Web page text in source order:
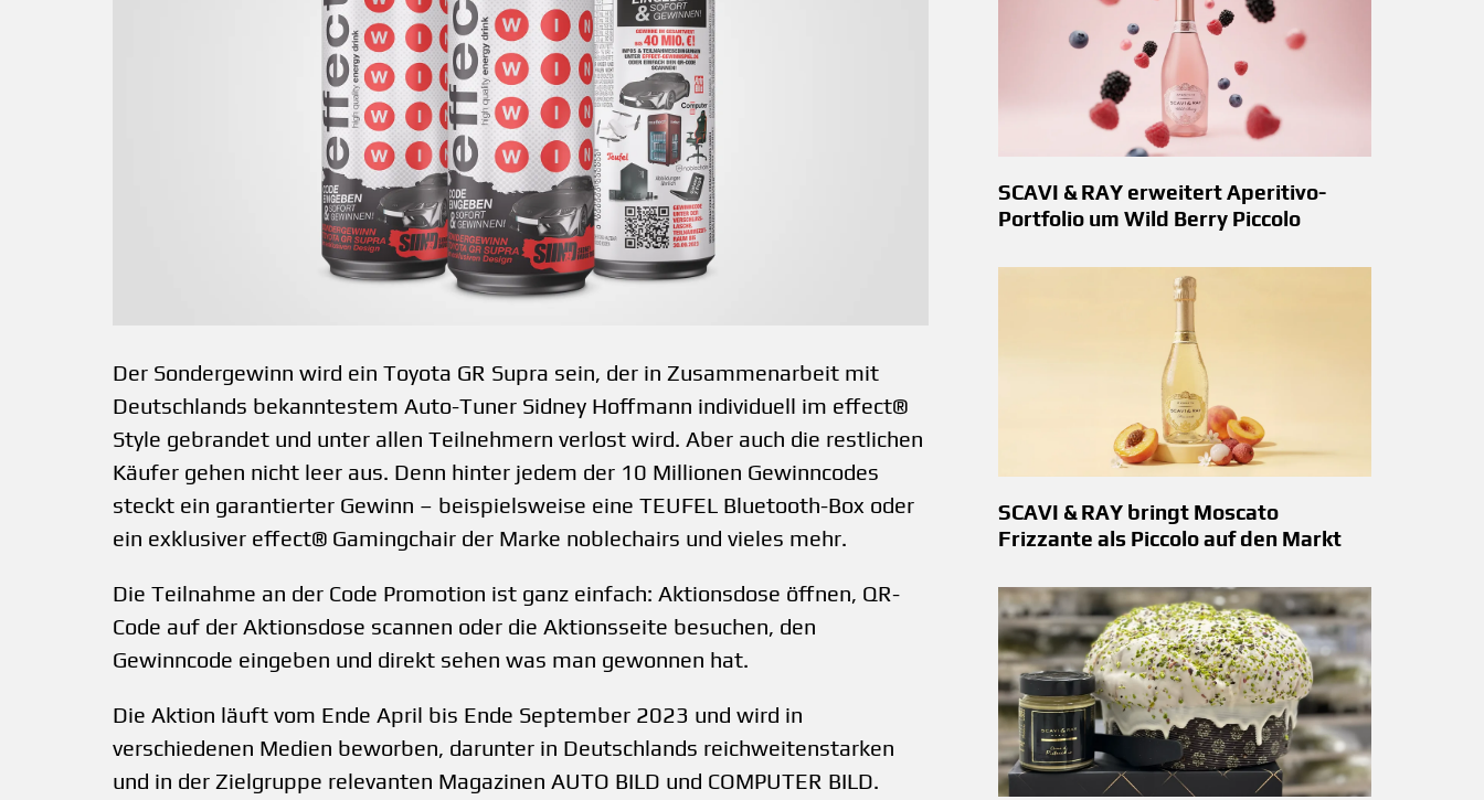
Der Sondergewinn wird ein Toyota GR Supra sein, der in Zusammenarbeit mit
Deutschlands bekanntestem Auto-Tuner Sidney Hoffmann individuell im effect®
Style gebrandet und unter allen Teilnehmern verlost wird. Aber auch die restlichen
Käufer gehen nicht leer aus. Denn hinter jedem der 10 Millionen Gewinncodes
steckt ein garantierter Gewinn – beispielsweise eine TEUFEL Bluetooth-Box oder
ein exklusiver effect® Gamingchair der Marke noblechairs und vieles mehr.
Die Teilnahme an der Code Promotion ist ganz einfach: Aktionsdose öffnen, QR-
Code auf der Aktionsdose scannen oder die Aktionsseite besuchen, den
Gewinncode eingeben und direkt sehen was man gewonnen hat.
Die Aktion läuft vom Ende April bis Ende September 2023 und wird in
verschiedenen Medien beworben, darunter in Deutschlands reichweitenstarken
und in der Zielgruppe relevanten Magazinen AUTO BILD und COMPUTER BILD.
SCAVI & RAY erweitert Aperitivo-
Portfolio um Wild Berry Piccolo
SCAVI & RAY bringt Moscato
Frizzante als Piccolo auf den Markt